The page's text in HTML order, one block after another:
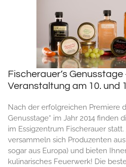
Fischerauer’s
Veranstaltung am 10. und
Nach der erfolgreichen Premiere
Genusstage“ im Jahr 2014 finden
im Essigzentrum Fischerauer
versammeln sich Produzenten
sogar aus Europa) und bieten
kulinarisches Feuerwerk! Die